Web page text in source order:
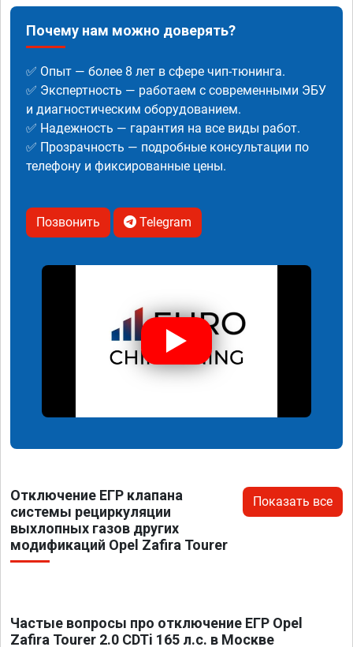
Почему нам можно доверять?
✅ Опыт — более 8 лет в сфере чип-тюнинга.
✅ Экспертность — работаем с современными ЭБУ
и диагностическим оборудованием.
✅ Надежность — гарантия на все виды работ.
✅ Прозрачность — подробные консультации по
телефону и фиксированные цены.
Позвонить Telegram
Отключение ЕГР клапана
системы рециркуляции
выхлопных газов других
модификаций Opel Zafira Tourer
Показать все
Частые вопросы про отключение ЕГР Opel
Zafira Tourer 2.0 CDTi 165 л.с. в Москве